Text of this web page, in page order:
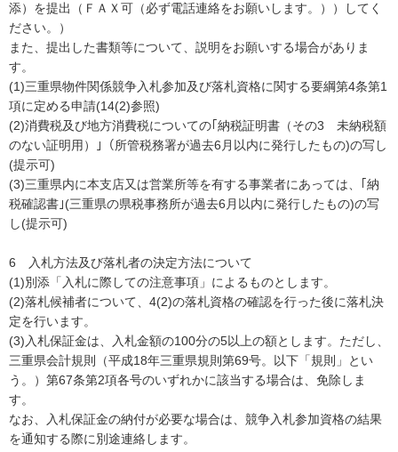
添）を提出（ＦＡＸ可（必ず電話連絡をお願いします。））してく
ださい。）
また、提出した書類等について、説明をお願いする場合がありま
す。
(1)三重県物件関係競争入札参加及び落札資格に関する要綱第4条第1
項に定める申請(14(2)参照)
(2)消費税及び地方消費税についての｢納税証明書（その3 未納税額
のない証明用）｣（所管税務署が過去6月以内に発行したもの)の写し
(提示可)
(3)三重県内に本支店又は営業所等を有する事業者にあっては、｢納
税確認書｣(三重県の県税事務所が過去6月以内に発行したもの)の写
し(提示可)
6 入札方法及び落札者の決定方法について
(1)別添「入札に際しての注意事項」によるものとします。
(2)落札候補者について、4(2)の落札資格の確認を行った後に落札決
定を行います。
(3)入札保証金は、入札金額の100分の5以上の額とします。ただし、
三重県会計規則（平成18年三重県規則第69号。以下「規則」とい
う。）第67条第2項各号のいずれかに該当する場合は、免除しま
す。
なお、入札保証金の納付が必要な場合は、競争入札参加資格の結果
を通知する際に別途連絡します。